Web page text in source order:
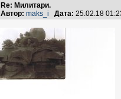
Re: Милитари.
Автор: maks_i Дата: 25.02.18